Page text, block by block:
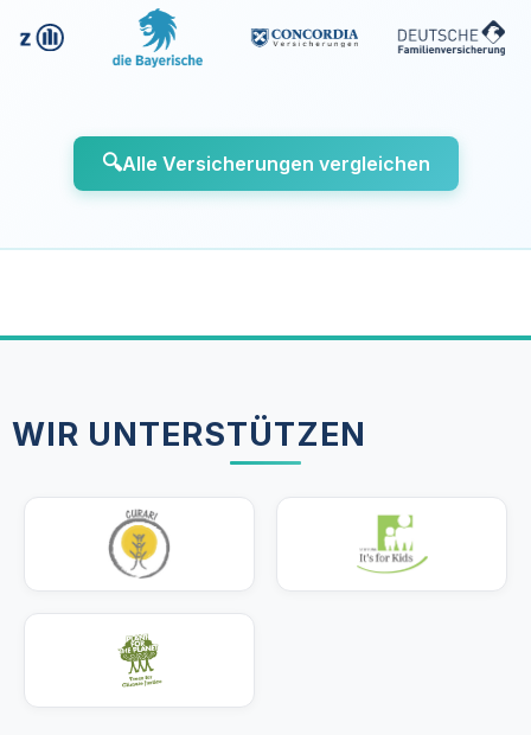
🔍Alle Versicherungen vergleichen
WIR UNTERSTÜTZEN